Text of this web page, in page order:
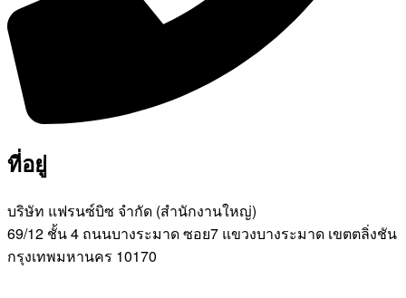
ที่อยู่
บริษัท แฟรนซ์บิซ จํากัด (สํานักงานใหญ่)
69/12 ชั้น 4 ถนนบางระมาด ซอย7 แขวงบางระมาด เขตตลิ่งชัน
กรุงเทพมหานคร 10170